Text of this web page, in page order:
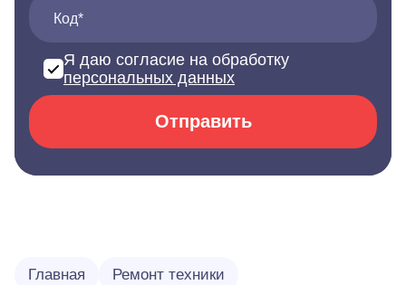
Код*
Я даю согласие на обработку
персональных данных
Отправить
Главная Ремонт техники